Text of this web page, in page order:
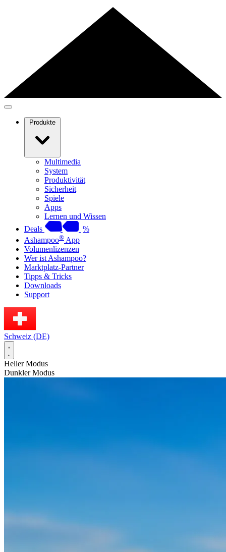
Produkte
Multimedia
System
Produktivität
Sicherheit
Spiele
Apps
Lernen und Wissen
Deals
%
Ashampoo® App
Volumenlizenzen
Wer ist Ashampoo?
Marktplatz-Partner
Tipps & Tricks
Downloads
Support
Schweiz (DE)
Heller Modus
Dunkler Modus